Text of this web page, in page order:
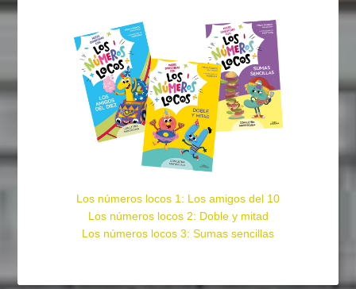
Los números locos 1: Los amigos del 10
Los números locos 2: Doble y mitad
Los números locos 3: Sumas sencillas